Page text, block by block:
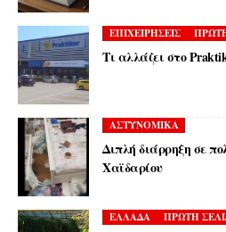
ΕΠΙΧΕΙΡΗΣΕΙΣ
Τι αλλάζει στο
ΑΣΤΥΝΟΜΙΚΑ
Διπλή διάρρηξη σε
Χαϊδαρίου
ΕΛΛΑΔΑ ΠΡΩΤΗ